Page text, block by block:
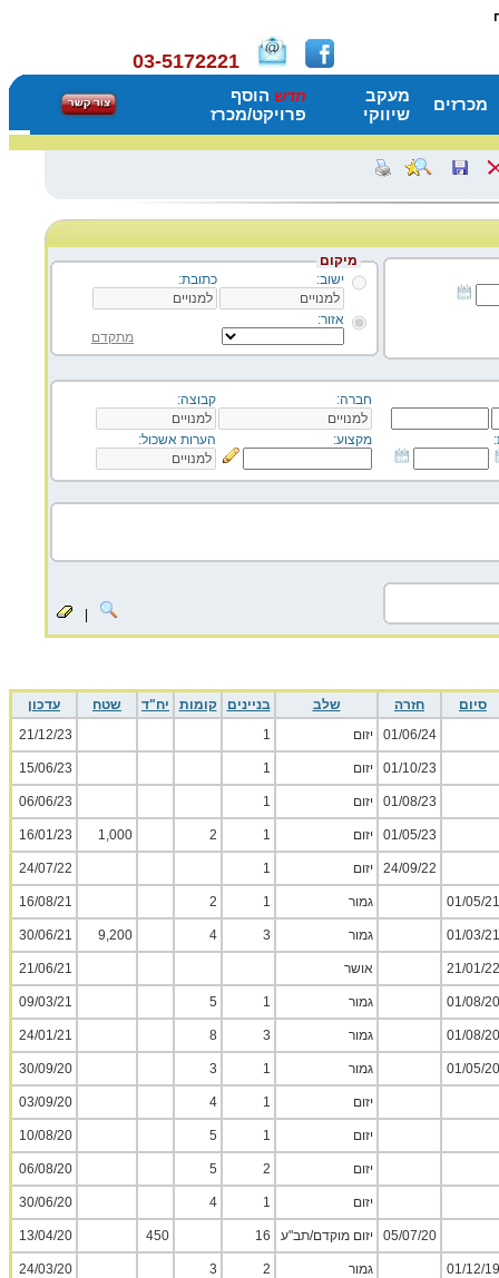
03-5172221
מכרזים
מעקב
שיווקי
חדש הוסף
פרויקט/מכרז
מיקום
ישוב:
כתובת:
אזור:
מתקדם
חברה: קבוצה:
מקצוע: הערות אשכול:
סיום חזרה שלב בניינים קומות יח"ד שטח
עדכון
01/06/24
יזום 1
21/12/23
01/10/23 יזום 1
15/06/23
01/08/23 יזום 1
06/06/23
01/05/23 יזום 1
2
1,000
16/01/23
24/09/22 יזום 1
24/07/22
01/05/21 גמור 1
2
16/08/21
01/03/21 גמור 3
4
9,200
30/06/21
21/01/22 אושר 21/06/21
01/08/20 גמור 1
5
09/03/21
01/08/20 גמור 3
8
24/01/21
01/05/20 גמור 1
3
30/09/20
יזום 1
4
03/09/20
יזום 1
5
10/08/20
יזום 2
5
06/08/20
יזום 1
4
30/06/20
05/07/20 יזום מוקדם/תב"ע 16
450
13/04/20
01/12/19 גמור 2
3
24/03/20